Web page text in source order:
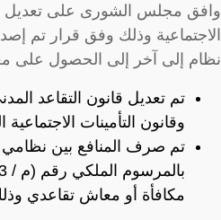
وافق مجلس الشورى على تعديل
الاجتماعية وذلك وفق قرار تم
نظام إلى آخر إلى الحصول على
وقانون التأمينات الاجتماعية الصادر
تم صرف المنافع بين نظامي
مكافأة أو معاش تقاعدي